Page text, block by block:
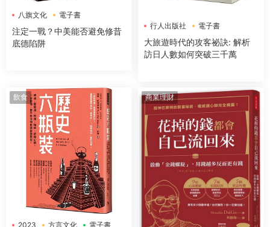
八旗文化 電子書
注定一戰？中美能否避免修昔
底德陷阱
行人出版社 電子書
大旅遊時代的攻客祕訣: 解析
訪日人數如何突破三千萬
飲食
2023 方言文化 電子書
商業理財